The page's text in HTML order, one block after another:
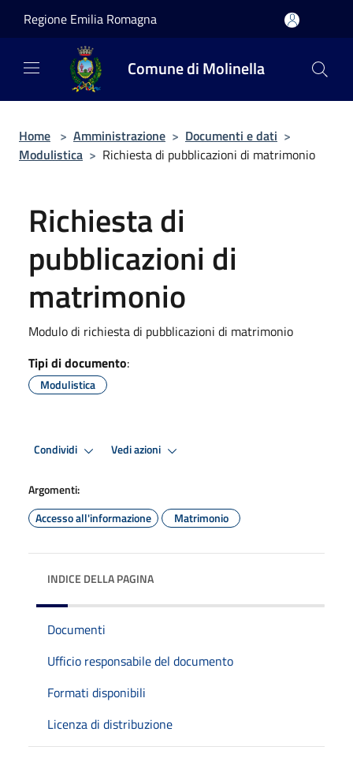
Regione Emilia Romagna
Comune di Molinella
Home > Amministrazione > Documenti e dati >
Modulistica > Richiesta di pubblicazioni di matrimonio
Richiesta di
pubblicazioni di
matrimonio
Modulo di richiesta di pubblicazioni di matrimonio
Tipi di documento:
Modulistica
Condividi Vedi azioni
Argomenti:
Accesso all'informazione
Matrimonio
INDICE DELLA PAGINA
Documenti
Ufficio responsabile del documento
Formati disponibili
Licenza di distribuzione